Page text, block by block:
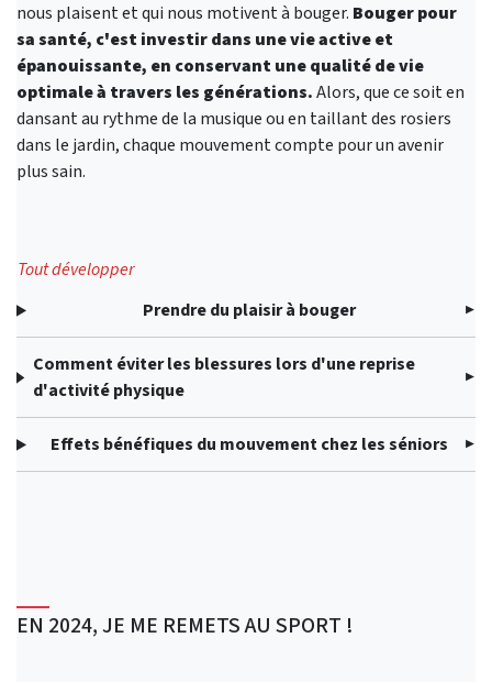
nous plaisent et qui nous motivent à bouger. Bouger pour
sa santé, c'est investir dans une vie active et
épanouissante, en conservant une qualité de vie
optimale à travers les générations.Alors, que ce soit en
dansant au rythme de la musique ou en taillant des rosiers
dans le jardin, chaque mouvement compte pour un avenir
plus sain.
Tout développer
Prendre du plaisir à bouger
Comment éviter les blessures lors d'une reprise
d'activité physique
Effets bénéfiques du mouvement chez les séniors
EN 2024, JE ME REMETS AU SPORT !